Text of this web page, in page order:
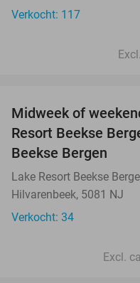
Verkocht: 117
Midweek of
Resort Beekse
Beekse Bergen
Lake Resort Beekse
Hilvarenbeek, 5081 NJ
Verkocht: 34
Excl.